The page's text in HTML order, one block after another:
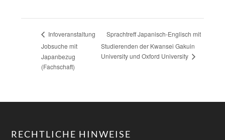
Infoveranstaltung
Jobsuche mit
Japanbezug
(Fachschaft)
Sprachtreff Japanisch-Englisch mit
Studierenden der Kwansei Gakuin
University und Oxford University
RECHTLICHE HINWEISE